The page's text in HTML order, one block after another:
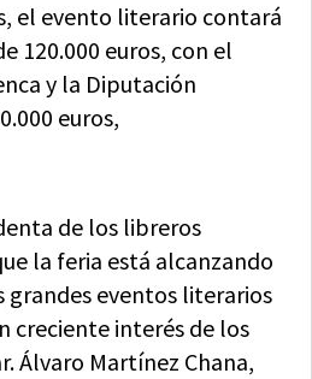
el evento literario contará
120.000 euros, con el
y la Diputación
euros,
de los libreros
la feria está alcanzando
grandes eventos literarios
creciente interés de los
Álvaro Martínez Chana,